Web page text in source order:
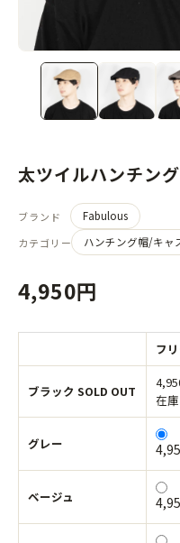
太ツイルハンチン
ブランド
Fabulous
カテゴリー
ハンチング帽/キャ
4,950円
フ
ブラック SOLD OUT
在
グレー
ベージュ